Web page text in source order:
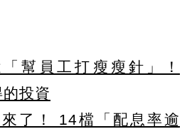
幫員工打瘦瘦針」！
投資
了！ 14檔「配息率逾